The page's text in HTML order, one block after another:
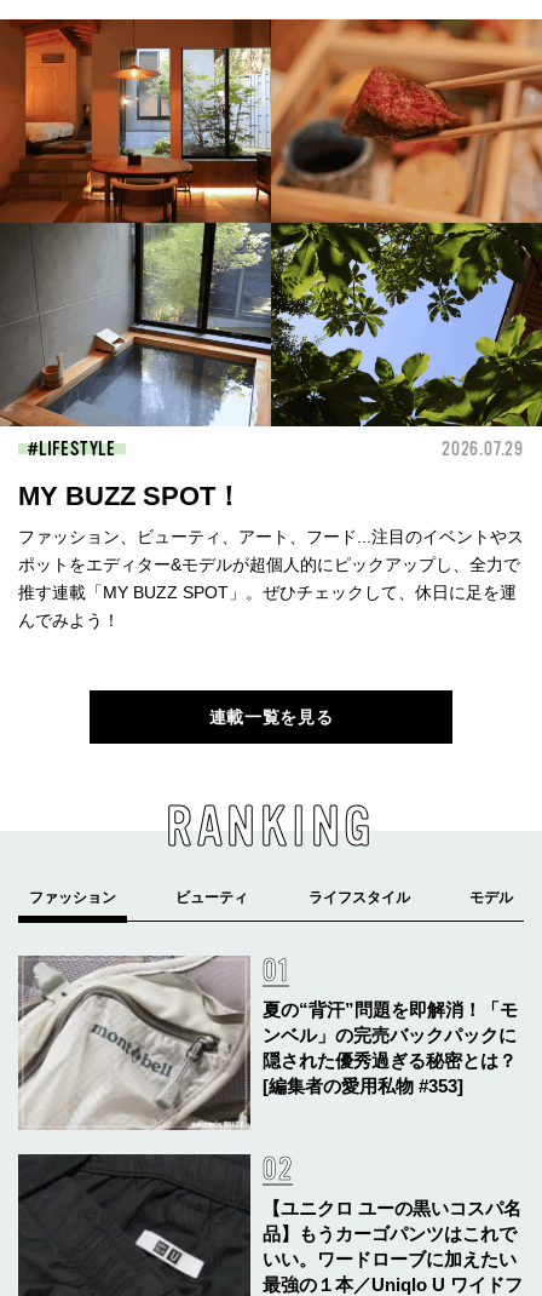
LIFESTYLE 2026.07.29
MY BUZZ SPOT！
ファッション、ビューティ、アート、フード...注目のイベントやス
ポットをエディター&モデルが超個人的にピックアップし、全力で
推す連載「MY BUZZ SPOT」。ぜひチェックして、休日に足を運
んでみよう！
連載一覧を見る
RANKING
夏の“背汗”問題を即解消！「モ
ンベル」の完売バックパックに
隠された優秀過ぎる秘密とは？
[編集者の愛用私物 #353]
【ユニクロ ユーの黒いコスパ名
品】もうカーゴパンツはこれで
いい。ワードローブに加えたい
最強の１本／Uniqlo U ワイドフ